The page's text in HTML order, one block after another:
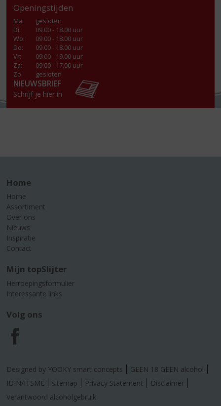
Openingstijden
Ma:
gesloten
Di:
09.00 - 18.00 uur
Wo:
09.00 - 18.00 uur
Do:
09.00 - 18.00 uur
Vr:
09.00 - 19.00 uur
Za:
09.00 - 17.00 uur
Zo:
gesloten
NIEUWSBRIEF
Schrijf je hier in
Home
Home
Assortiment
Over ons
Nieuws
Inspiratie
Contact
Mijn topSlijter
Herroepingsformulier
Interessante links
Volg ons
F
a
c
Designed by YOOKY smart concepts
GEEN 18 GEEN alcohol
IDIN/ITSME
sitemap Privacy Statement
Disclaimer
Verantwoord alcoholgebruik